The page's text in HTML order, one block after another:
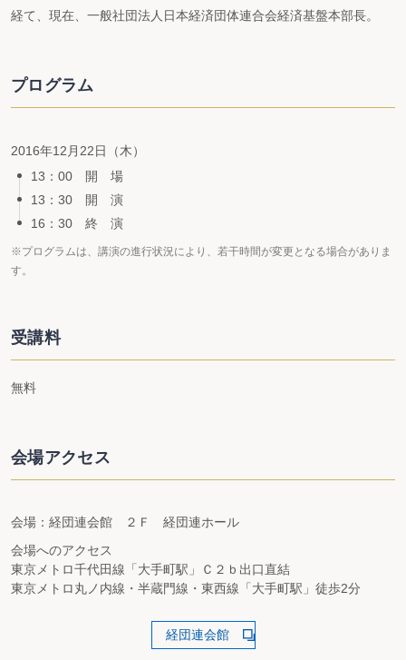
経て、現在、一般社団法人日本経済団体連合会経済基盤本部長。
プログラム
2016年12月22日（木）
13：00 開 場
13：30 開 演
16：30 終 演
※プログラムは、講演の進行状況により、若干時間が変更となる場合がありま
す。
受講料
無料
会場アクセス
会場：経団連会館 ２Ｆ 経団連ホール
会場へのアクセス
東京メトロ千代田線「大手町駅」Ｃ２ｂ出口直結
東京メトロ丸ノ内線・半蔵門線・東西線「大手町駅」徒歩2分
経団連会館